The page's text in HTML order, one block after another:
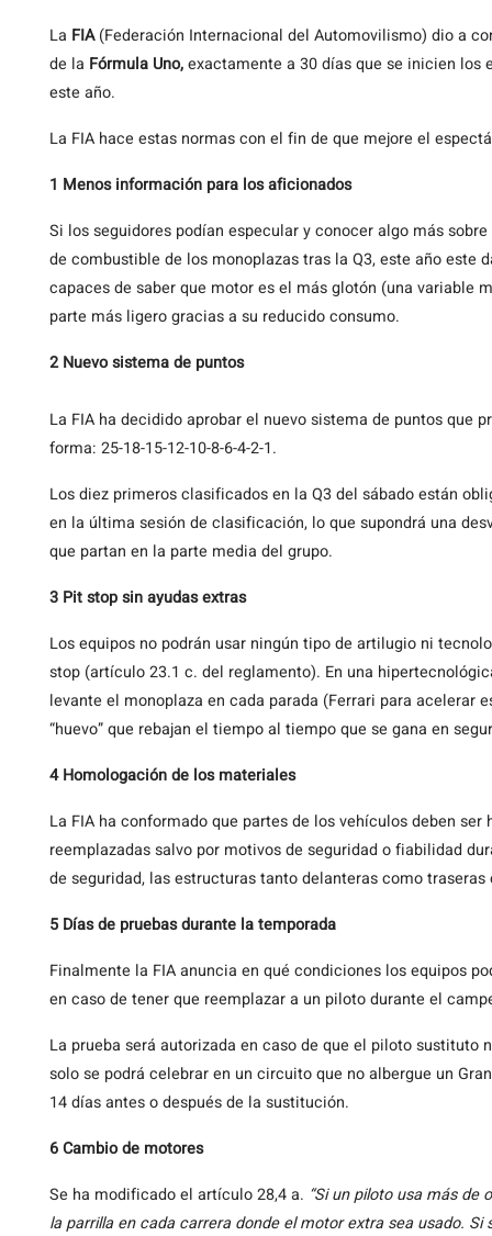
La FIA(Federación Internacional del Automovilismo) dio a
de la Fórmula Uno,exactamente a 30 días que se inicien los
este año.
La FIA hace estas normas con el fin de que mejore el
1 Menos información para los aficionados
Si los seguidores podían especular y conocer algo más
de combustible de los monoplazas tras la Q3, este año este
capaces de saber que motor es el más glotón (una variable
parte más ligero gracias a su reducido consumo.
2 Nuevo sistema de puntos
La FIA ha decidido aprobar el nuevo sistema de puntos que
forma: 25-18-15-12-10-8-6-4-2-1.
Los diez primeros clasificados en la Q3 del sábado están
en la última sesión de clasificación, lo que supondrá una
que partan en la parte media del grupo.
3 Pit stop sin ayudas extras
Los equipos no podrán usar ningún tipo de artilugio ni
stop (artículo 23.1 c. del reglamento). En una
levante el monoplaza en cada parada (Ferrari para acelerar
“huevo” que rebajan el tiempo al tiempo que se gana en
4 Homologación de los materiales
La FIA ha conformado que partes de los vehículos deben
reemplazadas salvo por motivos de seguridad o fiabilidad
de seguridad, las estructuras tanto delanteras como
5 Días de pruebas durante la temporada
Finalmente la FIA anuncia en qué condiciones los equipos
en caso de tener que reemplazar a un piloto durante el
La prueba será autorizada en caso de que el piloto sustituto
solo se podrá celebrar en un circuito que no albergue un
14 días antes o después de la sustitución.
6 Cambio de motores
Se ha modificado el artículo 28,4 a. “Si un piloto usa más de
la parrilla en cada carrera donde el motor extra sea usado.